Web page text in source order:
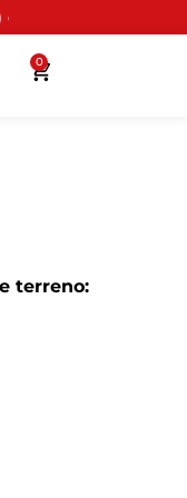
propios,
0
terreno: